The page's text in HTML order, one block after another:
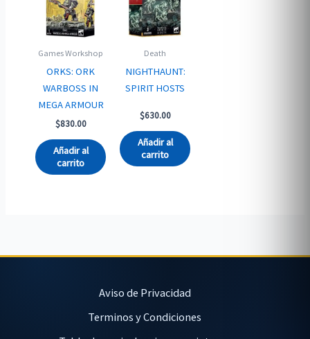
Games Workshop
ORKS: ORK
WARBOSS IN
MEGA ARMOUR
$830.00
Añadir al
carrito
Death
NIGHTHAUNT:
SPIRIT HOSTS
$630.00
Añadir al
carrito
Aviso de Privacidad
Terminos y Condiciones